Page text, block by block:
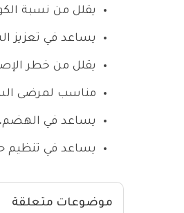
يقلل من نسبة
يساعد في تعزيز
يقلل من خطر
مناسب لمرضى
يساعد في الهضم.
يساعد في تنظيم
موضوعات متعلقة